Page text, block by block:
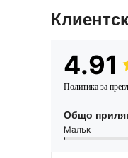
4.91
Политика за
Общо
Малък